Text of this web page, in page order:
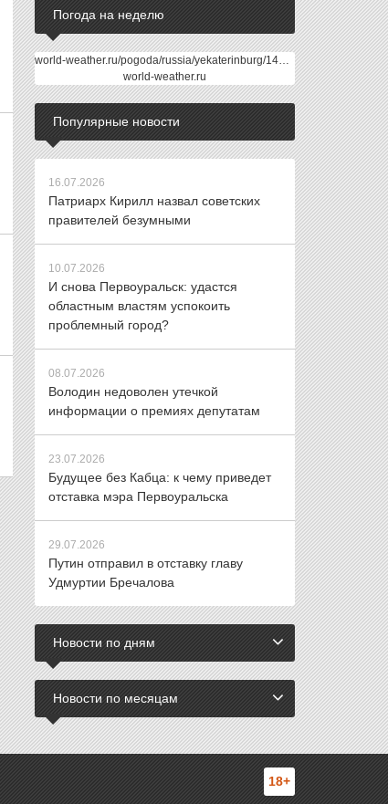
Погода на неделю
world-weather.ru/pogoda/russia/yekaterinburg/14days/
world-weather.ru
Популярные новости
16.07.2026
Патриарх Кирилл назвал советских
правителей безумными
10.07.2026
И снова Первоуральск: удастся
областным властям успокоить
проблемный город?
08.07.2026
Володин недоволен утечкой
информации о премиях депутатам
23.07.2026
Будущее без Кабца: к чему приведет
отставка мэра Первоуральска
29.07.2026
Путин отправил в отставку главу
Удмуртии Бречалова
Новости по дням
Новости по месяцам
18+